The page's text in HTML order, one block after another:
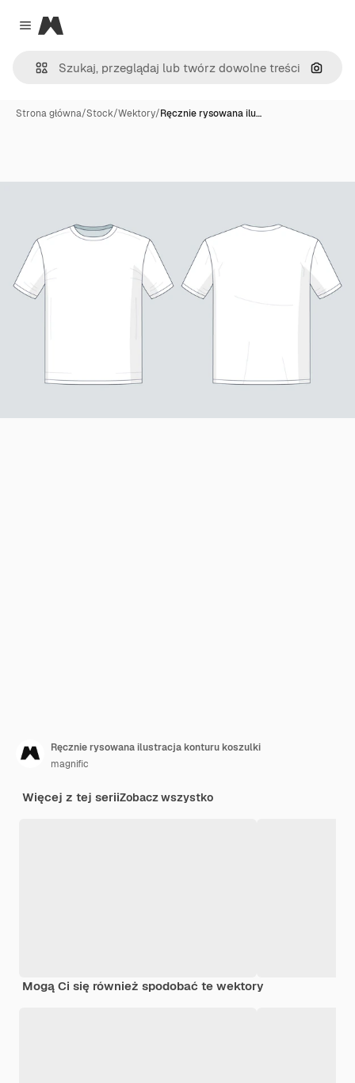
Close menu
Magnific
Szukaj
Strona główna/Stock/Wektory/Ręcznie rysowana ilu…
Ręcznie rysowana ilustracja konturu koszulki
magnific
Więcej z tej seriiZobacz wszystko
Mogą Ci się również spodobać te wektory